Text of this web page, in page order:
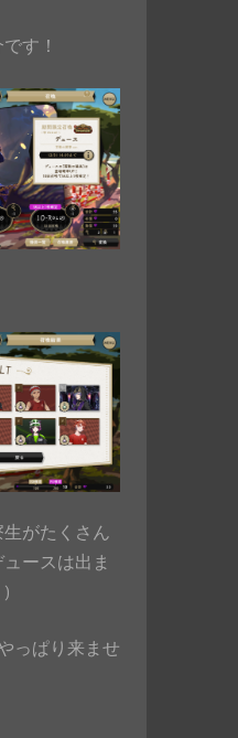
す！
がたくさん
ースは出ま
)
っぱり来ませ